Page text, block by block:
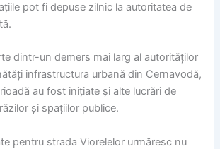
pot fi depuse zilnic la autoritatea de
dintr-un demers mai larg al autorităților
infrastructura urbană din Cernavodă,
au fost inițiate și alte lucrări de
și spațiilor publice.
pentru strada Viorelelor urmăresc nu